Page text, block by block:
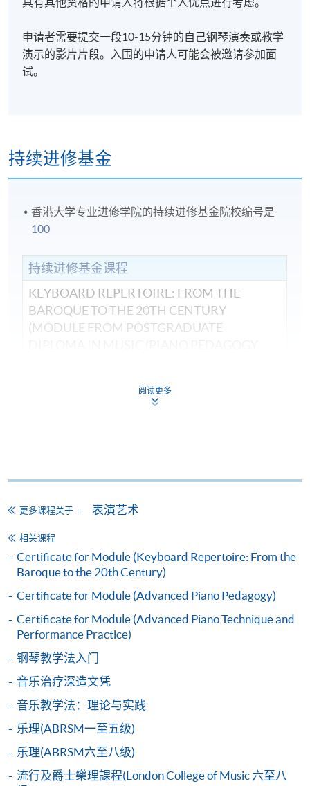
申请者需要提交一段10-15分钟的自己钢琴演奏或教学
演示的影片片段。入围的申请人可能会被邀请参加面
试。
持续进修基金
香港大学专业进修学院的持续进修基金院校编号是
100
持续进修基金课程
KEYBOARD REPERTOIRE: FROM THE
BAROQUE TO THE 20TH CENTURY
(MODULE FROM POSTGRADUATE
(PIANO PEDAGOGY AND PERFORMANCE))
查询号码
ADVANCED PIANO TECHNIQUE AND
PERFORMANCE PRACTICE (MODULE FROM
POSTGRADUATE DIPLOMA IN MUSIC
(PIANO PEDAGOGY AND PERFORMANCE))
课程编号
32Z133963
学费
$9,600
查询号码
3762-0094
本课程若干单元已加入持续进修基金可获发还款项课程名单
音乐深造文凭(钢琴教学及演奏)
本课程在资歴架构下获得认可 (资歴架构第6级)
阅读更多
更多课程关于 表演艺术
相关课程
Certificate for Module (Keyboard Repertoire: From the
Baroque to the 20th Century)
Certificate for Module (Advanced Piano Pedagogy)
Certificate for Module (Advanced Piano Technique and
Performance Practice)
钢琴教学法入门
音乐治疗深造文凭
音乐教学法：理论与实践
乐理(ABRSM一至五级)
乐理(ABRSM六至八级)
流行及爵士樂理課程(London College of Music 六至八